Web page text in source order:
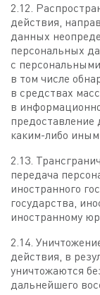
2.12.
действия,
данных
персональных
с
в том числе
в средствах
в
каким-либо
2.13.
передача
иностранного
государства,
иностранному
2.14.
действия, в
уничтожаются
дальнейшего